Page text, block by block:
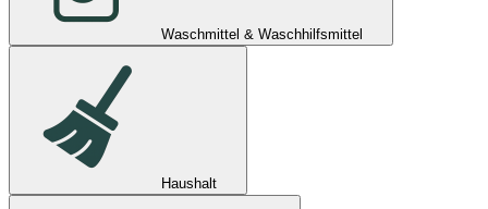
Waschmittel & Waschhilfsmittel
Haushalt